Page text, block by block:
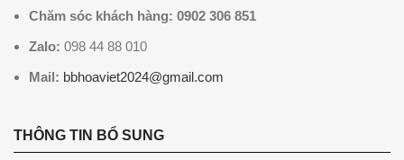
Chăm sóc khách hàng: 0902 306 851
Zalo: 098 44 88 010
Mail: bbhoaviet2024@gmail.com
THÔNG TIN BỔ SUNG